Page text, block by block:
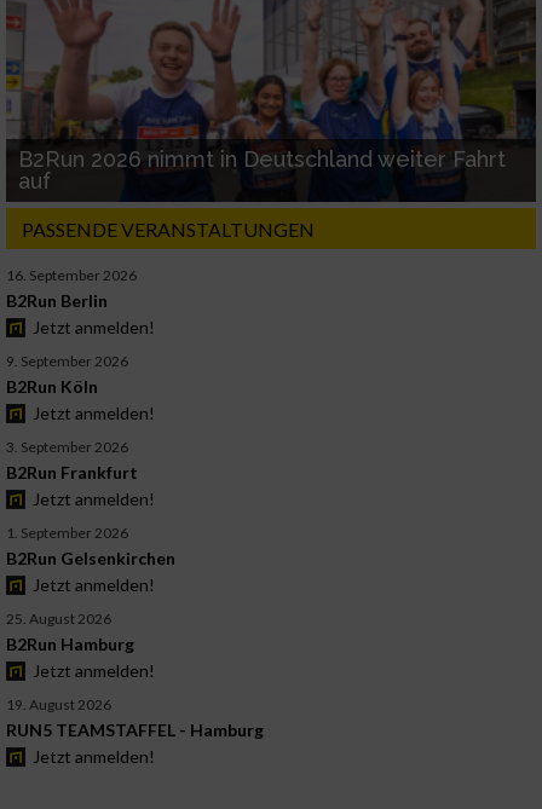
B2Run 2026 nimmt in Deutschland weiter Fahrt
auf
PASSENDE VERANSTALTUNGEN
16. September 2026
B2Run Berlin
Jetzt anmelden!
9. September 2026
B2Run Köln
Jetzt anmelden!
3. September 2026
B2Run Frankfurt
Jetzt anmelden!
1. September 2026
B2Run Gelsenkirchen
Jetzt anmelden!
25. August 2026
B2Run Hamburg
Jetzt anmelden!
19. August 2026
RUN5 TEAMSTAFFEL - Hamburg
Jetzt anmelden!